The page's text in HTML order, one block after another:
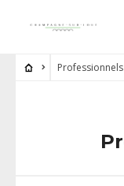
Professionnels